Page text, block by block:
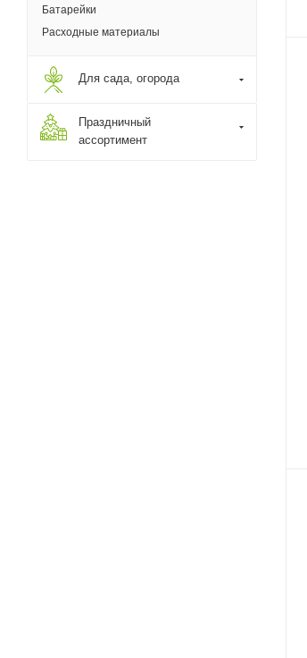
Батарейки
Расходные материалы
Для сада, огорода
Праздничный
ассортимент